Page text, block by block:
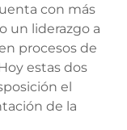
con más
un liderazgo a
procesos de
estas dos
el
de la